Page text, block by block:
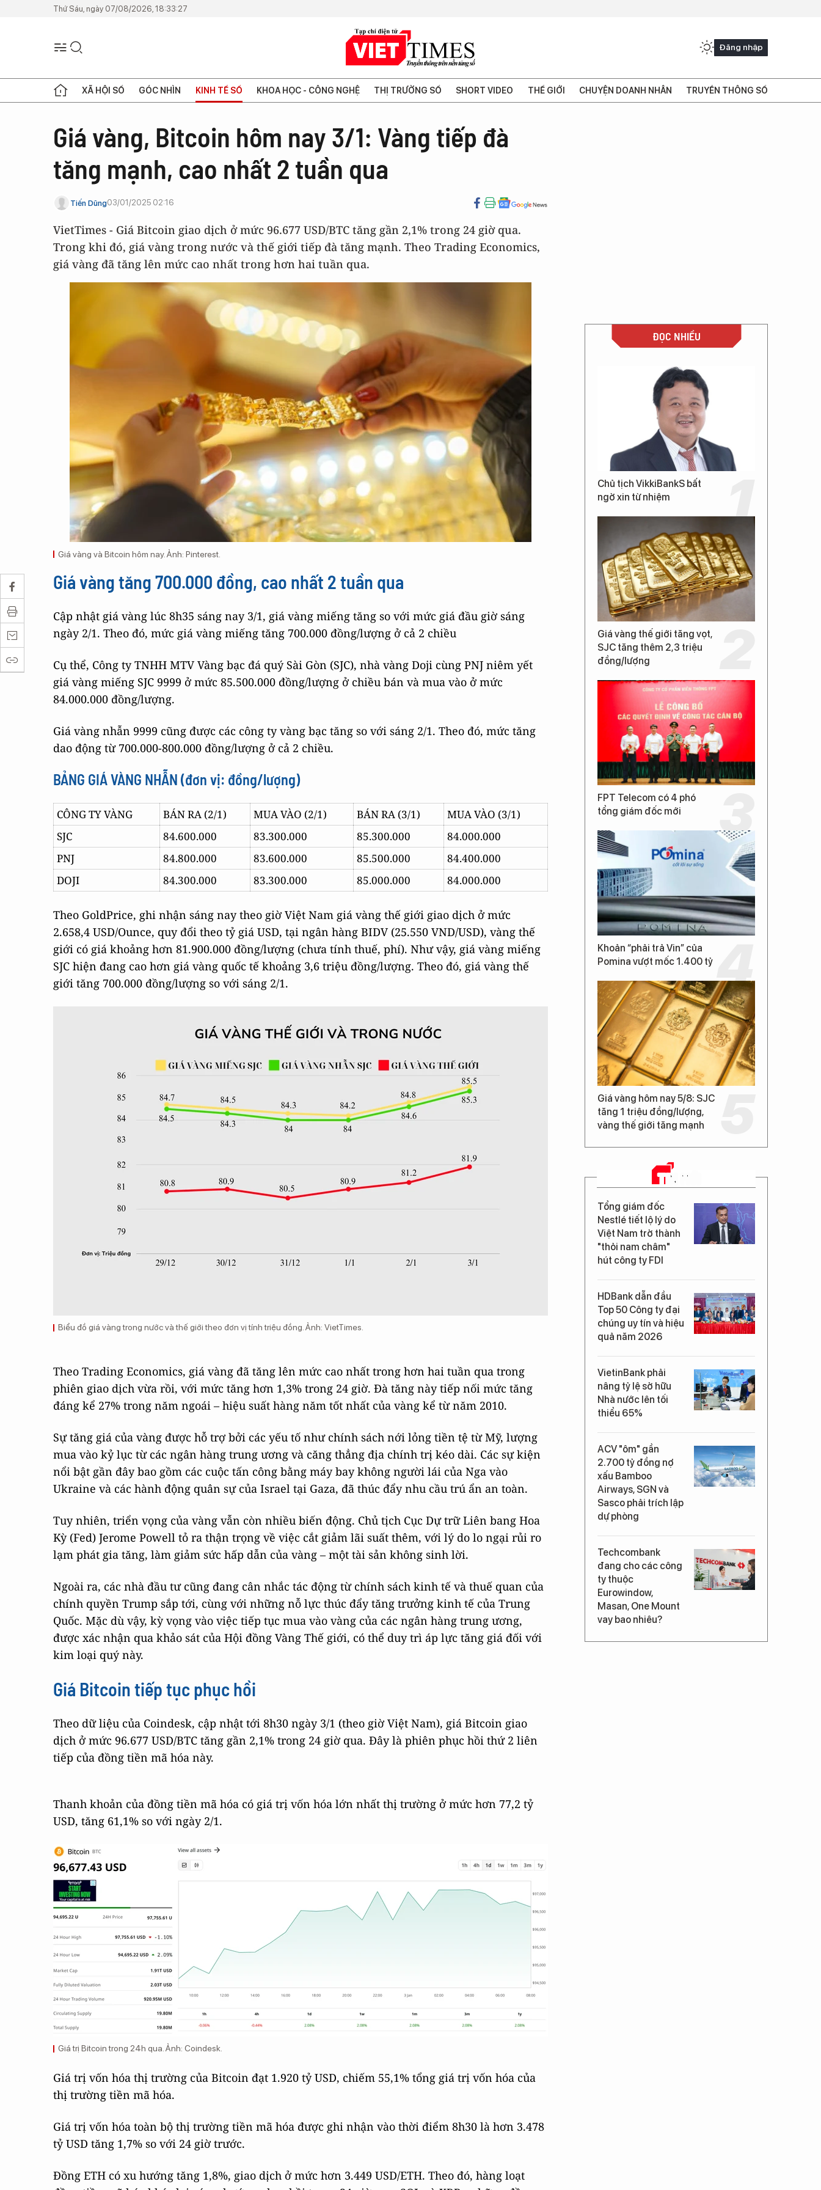
Thứ Sáu, ngày 07/08/2026, 18:33:27
Đăng nhập
XÃ HỘI SỐ GÓC NHÌN KINH TẾ SỐ KHOA HỌC - CÔNG NGHỆ THỊ TRƯỜNG SỐ SHORT VIDEO THẾ GIỚI CHUYỆN DOANH NHÂN TRUYỀN THÔNG SỐ
Giá vàng, Bitcoin hôm nay 3/1: Vàng tiếp đà
tăng mạnh, cao nhất 2 tuần qua
Tiến Dũng03/01/2025 02:16
VietTimes - Giá Bitcoin giao dịch ở mức 96.677 USD/BTC tăng gần 2,1% trong 24 giờ qua.
Trong khi đó, giá vàng trong nước và thế giới tiếp đà tăng mạnh. Theo Trading Economics,
giá vàng đã tăng lên mức cao nhất trong hơn hai tuần qua.
Giá vàng và Bitcoin hôm nay. Ảnh: Pinterest.
Giá vàng tăng 700.000 đồng, cao nhất 2 tuần qua
Cập nhật giá vàng lúc 8h35 sáng nay 3/1, giá vàng miếng tăng so với mức giá đầu giờ sáng
ngày 2/1. Theo đó, mức giá vàng miếng tăng 700.000 đồng/lượng ở cả 2 chiều
Cụ thể, Công ty TNHH MTV Vàng bạc đá quý Sài Gòn (SJC), nhà vàng Doji cùng PNJ niêm yết
giá vàng miếng SJC 9999 ở mức 85.500.000 đồng/lượng ở chiều bán và mua vào ở mức
84.000.000 đồng/lượng.
Giá vàng nhẫn 9999 cũng được các công ty vàng bạc tăng so với sáng 2/1. Theo đó, mức tăng
dao động từ 700.000-800.000 đồng/lượng ở cả 2 chiều.
BẢNG GIÁ VÀNG NHẪN (đơn vị: đồng/lượng)
CÔNG TY VÀNG BÁN RA (2/1) MUA VÀO (2/1) BÁN RA (3/1)
MUA VÀO (3/1)
SJC
84.600.000 83.300.000 85.300.000
84.000.000
PNJ
84.800.000 83.600.000 85.500.000
84.400.000
DOJI
84.300.000 83.300.000 85.000.000 84.000.000
Theo GoldPrice, ghi nhận sáng nay theo giờ Việt Nam giá vàng thế giới giao dịch ở mức
2.658,4 USD/Ounce, quy đổi theo tỷ giá USD, tại ngân hàng BIDV (25.550 VND/USD), vàng thế
giới có giá khoảng hơn 81.900.000 đồng/lượng (chưa tính thuế, phí). Như vậy, giá vàng miếng
SJC hiện đang cao hơn giá vàng quốc tế khoảng 3,6 triệu đồng/lượng. Theo đó, giá vàng thế
giới tăng 700.000 đồng/lượng so với sáng 2/1.
Biểu đồ giá vàng trong nước và thế giới theo đơn vị tính triệu đồng. Ảnh: VietTimes.
Theo Trading Economics, giá vàng đã tăng lên mức cao nhất trong hơn hai tuần qua trong
phiên giao dịch vừa rồi, với mức tăng hơn 1,3% trong 24 giờ. Đà tăng này tiếp nối mức tăng
đáng kể 27% trong năm ngoái – hiệu suất hàng năm tốt nhất của vàng kể từ năm 2010.
Sự tăng giá của vàng được hỗ trợ bởi các yếu tố như chính sách nới lỏng tiền tệ từ Mỹ, lượng
mua vào kỷ lục từ các ngân hàng trung ương và căng thẳng địa chính trị kéo dài. Các sự kiện
nổi bật gần đây bao gồm các cuộc tấn công bằng máy bay không người lái của Nga vào
Ukraine và các hành động quân sự của Israel tại Gaza, đã thúc đẩy nhu cầu trú ẩn an toàn.
Tuy nhiên, triển vọng của vàng vẫn còn nhiều biến động. Chủ tịch Cục Dự trữ Liên bang Hoa
Kỳ (Fed) Jerome Powell tỏ ra thận trọng về việc cắt giảm lãi suất thêm, với lý do lo ngại rủi ro
lạm phát gia tăng, làm giảm sức hấp dẫn của vàng – một tài sản không sinh lời.
Ngoài ra, các nhà đầu tư cũng đang cân nhắc tác động từ chính sách kinh tế và thuế quan của
chính quyền Trump sắp tới, cùng với những nỗ lực thúc đẩy tăng trưởng kinh tế của Trung
Quốc. Mặc dù vậy, kỳ vọng vào việc tiếp tục mua vào vàng của các ngân hàng trung ương,
được xác nhận qua khảo sát của Hội đồng Vàng Thế giới, có thể duy trì áp lực tăng giá đối với
kim loại quý này.
Giá Bitcoin tiếp tục phục hồi
Theo dữ liệu của Coindesk, cập nhật tới 8h30 ngày 3/1 (theo giờ Việt Nam), giá Bitcoin giao
dịch ở mức 96.677 USD/BTC tăng gần 2,1% trong 24 giờ qua. Đây là phiên phục hồi thứ 2 liên
tiếp của đồng tiền mã hóa này.
Thanh khoản của đồng tiền mã hóa có giá trị vốn hóa lớn nhất thị trường ở mức hơn 77,2 tỷ
USD, tăng 61,1% so với ngày 2/1.
Giá trị Bitcoin trong 24h qua. Ảnh: Coindesk.
Giá trị vốn hóa thị trường của Bitcoin đạt 1.920 tỷ USD, chiếm 55,1% tổng giá trị vốn hóa của
thị trường tiền mã hóa.
Giá trị vốn hóa toàn bộ thị trường tiền mã hóa được ghi nhận vào thời điểm 8h30 là hơn 3.478
tỷ USD tăng 1,7% so với 24 giờ trước.
Đồng ETH có xu hướng tăng 1,8%, giao dịch ở mức hơn 3.449 USD/ETH. Theo đó, hàng loạt
ĐỌC NHIỀU
Chủ tịch VikkiBankS bất
ngờ xin từ nhiệm
Giá vàng thế giới tăng vọt,
SJC tăng thêm 2,3 triệu
đồng/lượng
FPT Telecom có 4 phó
tổng giám đốc mới
Khoản “phải trả Vin” của
Pomina vượt mốc 1.400 tỷ
Giá vàng hôm nay 5/8: SJC
tăng 1 triệu đồng/lượng,
vàng thế giới tăng mạnh
TIN MỚI
Tổng giám đốc
Nestlé tiết lộ lý do
Việt Nam trở thành
"thỏi nam châm"
hút công ty FDI
HDBank dẫn đầu
Top 50 Công ty đại
chúng uy tín và hiệu
quả năm 2026
VietinBank phải
nâng tỷ lệ sở hữu
Nhà nước lên tối
thiểu 65%
ACV "ôm" gần
2.700 tỷ đồng nợ
xấu Bamboo
Airways, SGN và
Sasco phải trích lập
dự phòng
Techcombank
đang cho các công
ty thuộc
Eurowindow,
Masan, One Mount
vay bao nhiêu?